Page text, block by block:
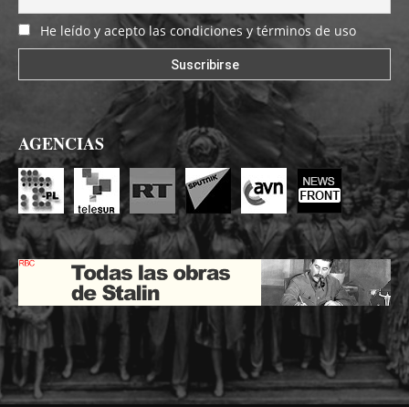
He leído y acepto las condiciones y términos de uso
AGENCIAS